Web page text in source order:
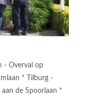
- Overval op
* Tilburg -
de Spoorlaan *